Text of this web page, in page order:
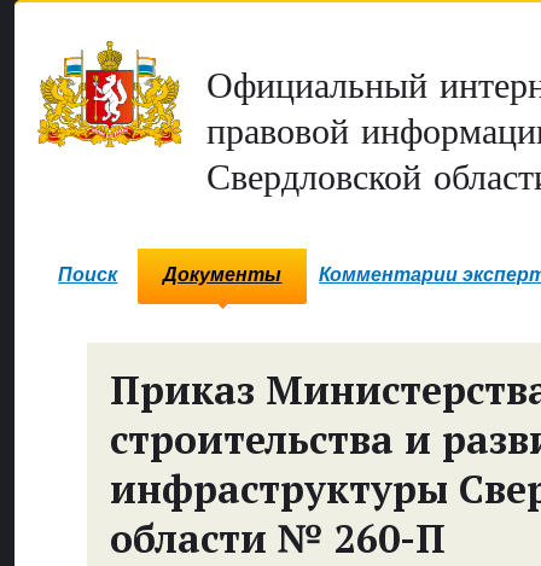
Официальный
правовой
Свердловской
Поиск Документы Комментарии
Приказ
строительства и
инфраструктуры
области № 260-П